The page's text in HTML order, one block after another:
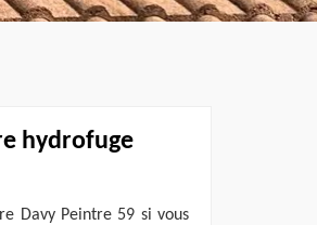
hydrofuge
Davy Peintre 59 si vous